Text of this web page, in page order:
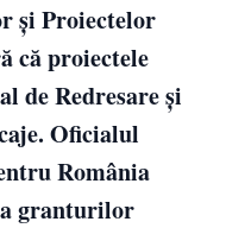
și Proiectelor
că proiectele
de Redresare și
Oficialul
România
granturilor